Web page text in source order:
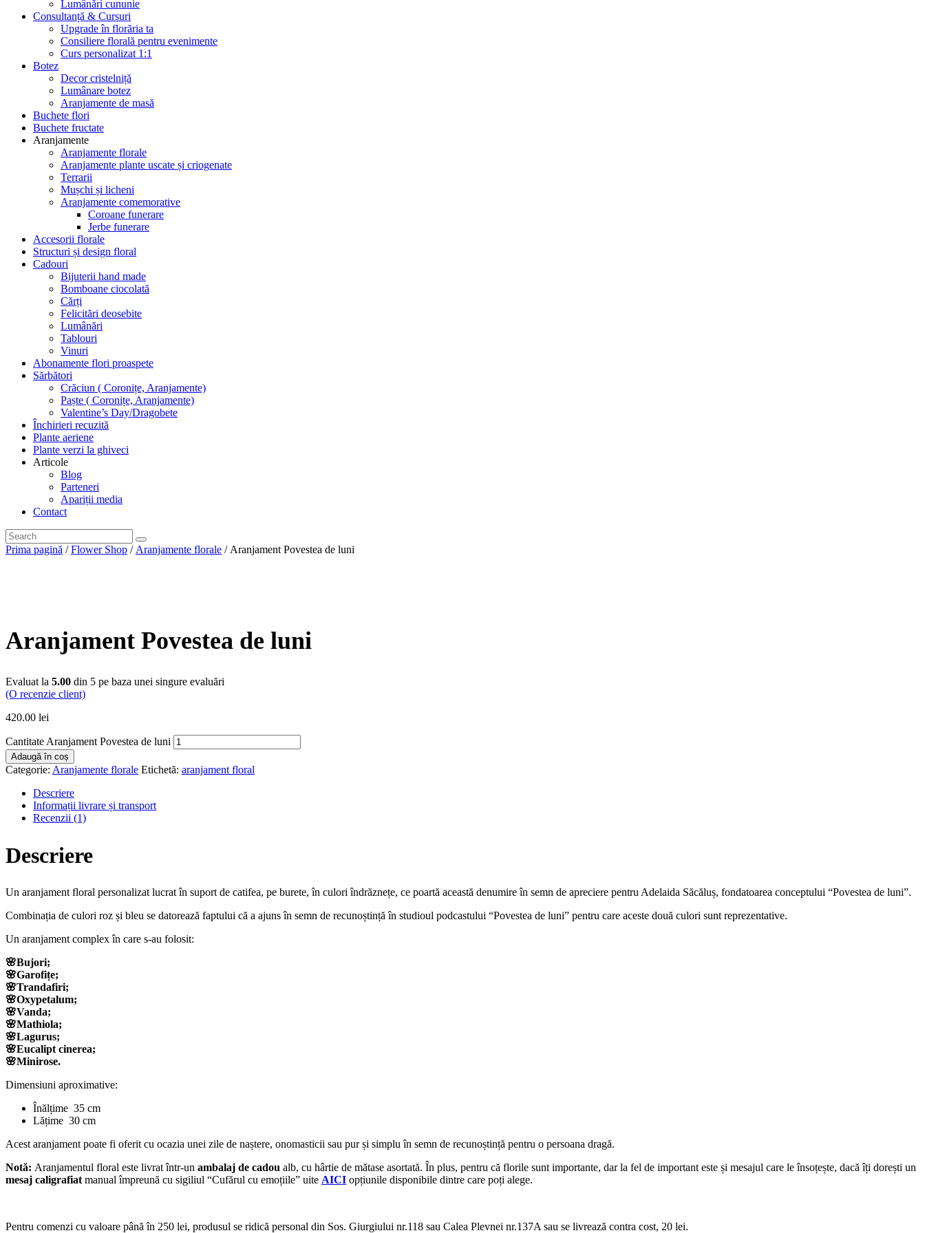
Lumânări cununie
Consultanță & Cursuri
Upgrade în florăria ta
Consiliere florală pentru evenimente
Curs personalizat 1:1
Botez
Decor cristelniță
Lumânare botez
Aranjamente de masă
Buchete flori
Buchete fructate
Aranjamente
Aranjamente florale
Aranjamente plante uscate și criogenate
Terrarii
Mușchi și licheni
Aranjamente comemorative
Coroane funerare
Jerbe funerare
Accesorii florale
Structuri și design floral
Cadouri
Bijuterii hand made
Bomboane ciocolată
Cărți
Felicitări deosebite
Lumânări
Tablouri
Vinuri
Abonamente flori proaspete
Sărbători
Crăciun ( Coronițe, Aranjamente)
Paște ( Coronițe, Aranjamente)
Valentine’s Day/Dragobete
Închirieri recuzită
Plante aeriene
Plante verzi la ghiveci
Articole
Blog
Parteneri
Apariții media
Contact
Prima pagină /Flower Shop / Aranjamente florale / Aranjament Povestea de luni
Aranjament Povestea de luni
Evaluat la 5.00 din 5 pe baza unei singure evaluări
(O recenzie client)
420.00 lei
Cantitate Aranjament Povestea de luni
Adaugă în coș
Categorie: Aranjamente florale Etichetă: aranjament floral
Descriere
Informații livrare și transport
Recenzii (1)
Descriere
Un aranjament floral personalizat lucrat în suport de catifea, pe burete, în culori îndrăznețe, ce poartă această denumire în semn de apreciere pentru Adelaida Săcăluș, fondatoarea conceptului “Povestea de luni”.
Combinația de culori roz și bleu se datorează faptului că a ajuns în semn de recunoștință în studioul podcastului “Povestea de luni” pentru care aceste două culori sunt reprezentative.
Un aranjament complex în care s-au folosit:
🌸Bujori;
🌸Garofițe;
🌸Trandafiri;
🌸Oxypetalum;
🌸Vanda;
🌸Mathiola;
🌸Lagurus;
🌸Eucalipt cinerea;
🌸Minirose.
Dimensiuni aproximative:
Înălțime 35 cm
Lățime 30 cm
Acest aranjament poate fi oferit cu ocazia unei zile de naștere, onomasticii sau pur și simplu în semn de recunoștință pentru o persoana dragă.
Notă: Aranjamentul floral este livrat într-un ambalaj de cadou alb, cu hârtie de mătase asortată. În plus, pentru că florile sunt importante, dar la fel de important este și mesajul care le însoțește, dacă îți dorești un
mesaj caligrafiat manual împreună cu sigiliul “Cufărul cu emoțiile” uite AICI opțiunile disponibile dintre care poți alege.
Pentru comenzi cu valoare până în 250 lei, produsul se ridică personal din Sos. Giurgiului nr.118 sau Calea Plevnei nr.137A sau se livrează contra cost, 20 lei.